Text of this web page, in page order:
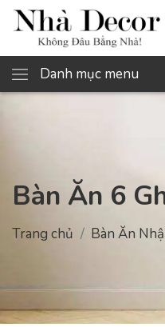
Danh mục menu
Bàn Ăn 6
Trang chủ Bàn Ăn